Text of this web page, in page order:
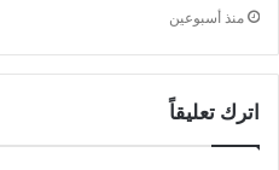
منذ أسبوعين
اترك تعليقاً